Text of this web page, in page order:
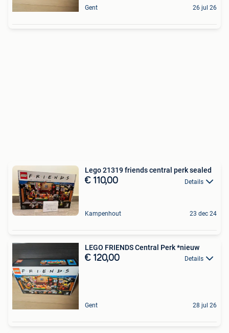
Gent 26 jul 26
Lego 21319 friends central perk sealed
€ 110,00 Details
Kampenhout 23 dec 24
LEGO FRIENDS Central Perk *nieuw
€ 120,00 Details
Gent 28 jul 26